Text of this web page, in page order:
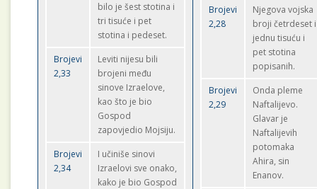
bilo je šest stotina i
tri tisuće i pet
stotina i pedeset.
Brojevi
2,33
Leviti nijesu bili
brojeni među
sinove Izraelove,
kao što je bio
Gospod
zapovjedio Mojsiju.
Brojevi
2,34
I učiniše sinovi
Izraelovi sve onako,
kako je bio Gospod
Brojevi
2,28
Njegova vojska
broji četrdeset i
jednu tisuću i
pet stotina
popisanih.
Brojevi
2,29
Onda pleme
Naftalijevo.
Glavar je
Naftalijevih
potomaka
Ahira, sin
Enanov.